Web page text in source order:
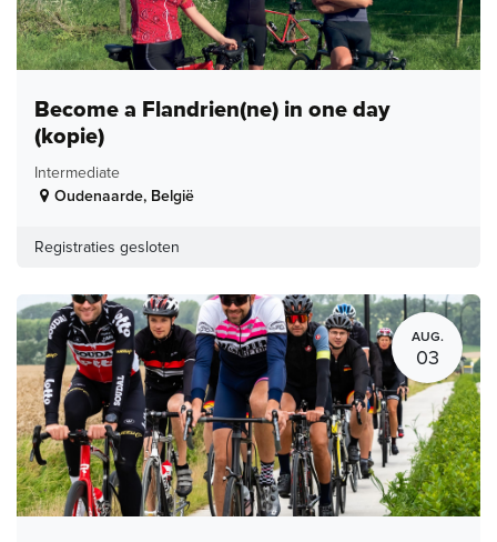
Become a Flandrien(ne) in one day
(kopie)
Intermediate
Oudenaarde, België
Registraties gesloten
AUG.
03